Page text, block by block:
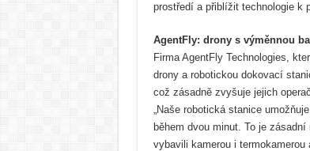
prostředí a přiblížit technologie k
AgentFly: drony s výměnnou
Firma AgentFly Technologies,
drony a robotickou dokovací
což zásadně zvyšuje jejich
„Naše robotická stanice
během dvou minut. To je
vybavili kamerou i